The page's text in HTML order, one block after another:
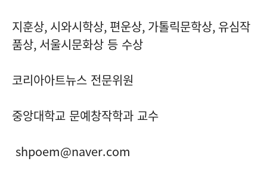
지훈상, 시와시학상, 편운상, 가톨릭문학상, 유심작
품상, 서울시문화상 등 수상
코리아아트뉴스 전문위원
중앙대학교 문예창작학과 교수
shpoem@naver.com